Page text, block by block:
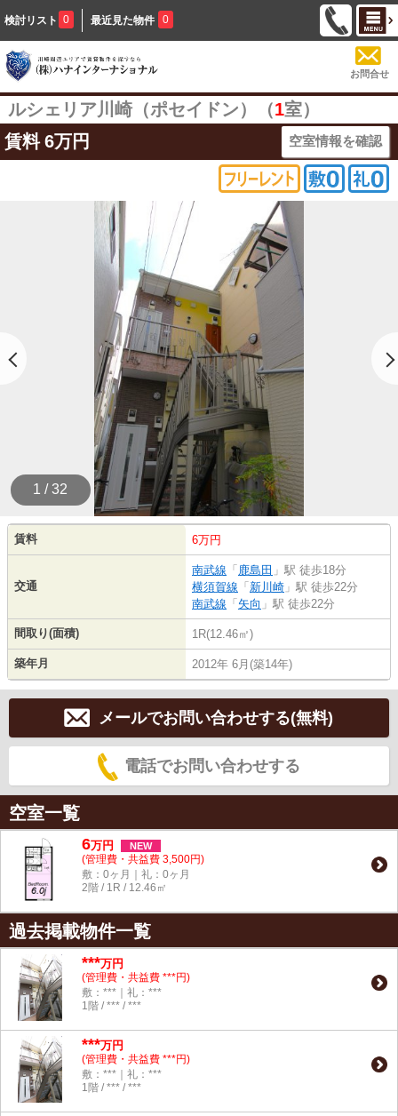
検討リスト 0 最近見た物件 0
お問合せ
ルシェリア川崎（ポセイドン）（1室）
賃料 6万円 空室情報を確認
1 / 32
賃料 6万円
交通
南武線 「 鹿島田 」駅 徒歩18分
横須賀線 「 新川崎 」駅 徒歩22分
南武線 「 矢向 」駅 徒歩22分
間取り(面積) 1R(12.46㎡)
築年月 2012年 6月(築14年)
メールでお問い合わせする(無料)
電話でお問い合わせする
空室一覧
6万円 NEW
(管理費・共益費 3,500円)
敷：0ヶ月｜礼：0ヶ月
2階 / 1R / 12.46㎡
過去掲載物件一覧
***万円
(管理費・共益費 ***円)
敷：***｜礼：***
1階 / *** / ***
***万円
(管理費・共益費 ***円)
敷：***｜礼：***
1階 / *** / ***